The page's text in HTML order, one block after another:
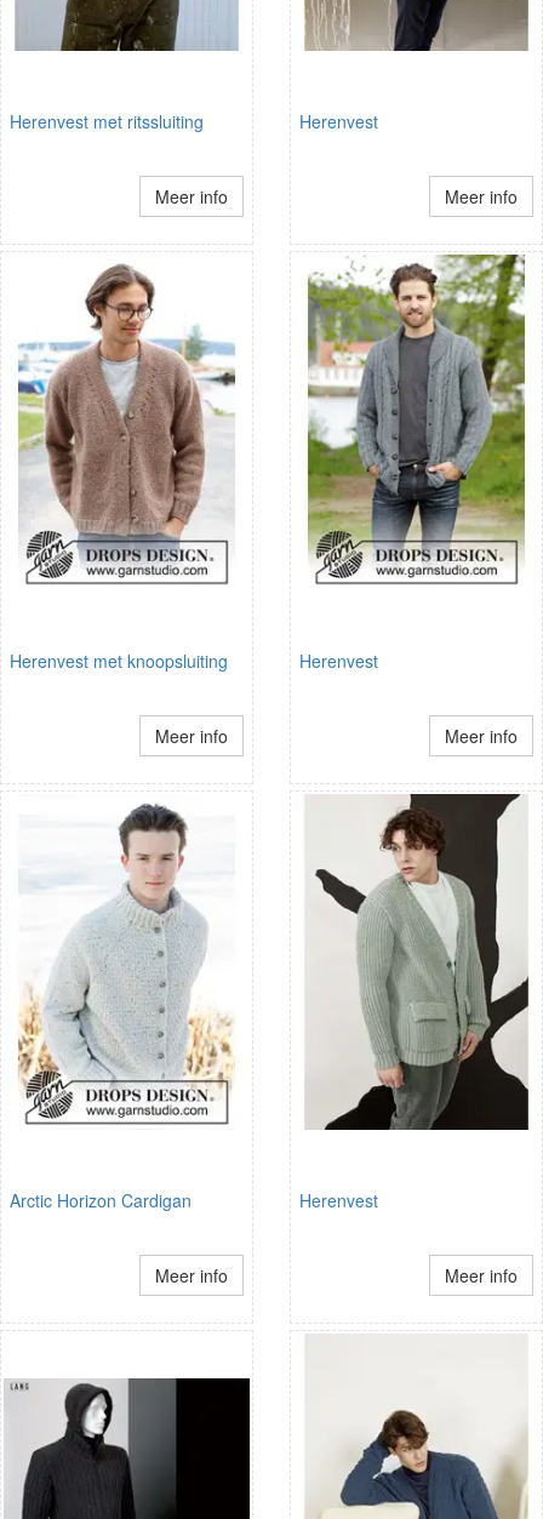
Herenvest met ritssluiting
Meer info
Herenvest
Meer info
Herenvest met knoopsluiting
Meer info
Herenvest
Meer info
Arctic Horizon Cardigan
Meer info
Herenvest
Meer info